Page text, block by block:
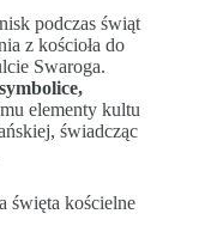
podczas świąt
z kościoła do
Swaroga.
elementy kultu
świadcząc
święta kościelne